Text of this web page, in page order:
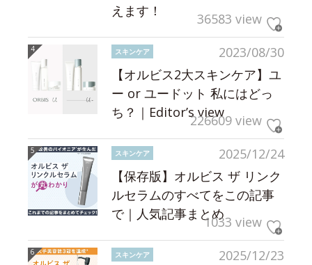
えます！
36583 view
2023/08/30
スキンケア
【オルビス2大スキンケア】ユ
ー or ユードット 私にはどっ
ち？｜Editor’s view226609 view
2025/12/24
スキンケア
【保存版】オルビス ザ リンク
ルセラムのすべてをこの記事
で｜人気記事まとめ1033 view
2025/12/23
スキンケア